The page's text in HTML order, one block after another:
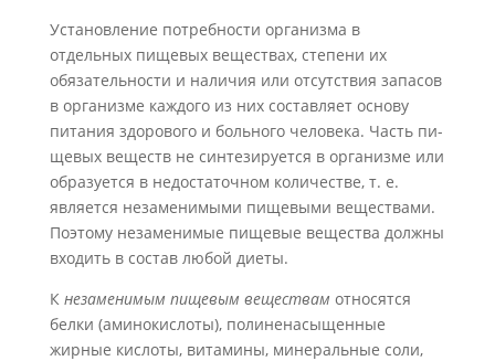
Установление потребности организма в
отдельных пище­вых веществах, степени их
обязательности и наличия или отсутствия запасов
в организме каждого из них составляет основу
питания здорового и больного человека. Часть пи­
щевых веществ не синтезируется в организме или
образует­ся в недостаточном количестве, т. е.
является незаменимыми пищевыми веществами.
Поэтому незаменимые пищевые ве­щества должны
входить в состав любой диеты.
К незаменимым пищевым веществам относятся
белки (аминокислоты), полиненасыщенные
жирные кислоты, ви­тамины, минеральные соли,